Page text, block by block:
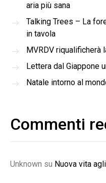
aria più sana
Talking Trees – La
in tavola
MVRDV riqualificherà
Lettera dal Giappone
Natale intorno al
Commenti
Unknown su Nuova vita